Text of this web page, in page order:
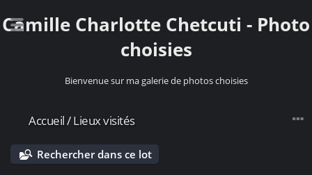
Camille Charlotte Chetcuti - Photo
choisies
Bienvenue sur ma galerie de photos choisies
Accueil/Lieux visités
Rechercher dans ce lot